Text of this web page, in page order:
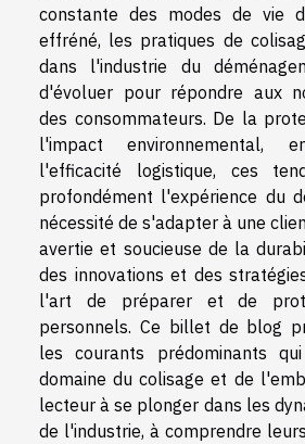
constante des modes de vie
effréné, les pratiques de
dans l'industrie du
d'évoluer pour répondre aux
des consommateurs. De la
l'impact environnemental,
l'efficacité logistique, ces
profondément l'expérience du
nécessité de s'adapter à une
avertie et soucieuse de la
des innovations et des
l'art de préparer et de
personnels. Ce billet de blog
les courants prédominants
domaine du colisage et de
lecteur à se plonger dans les
de l'industrie, à comprendre